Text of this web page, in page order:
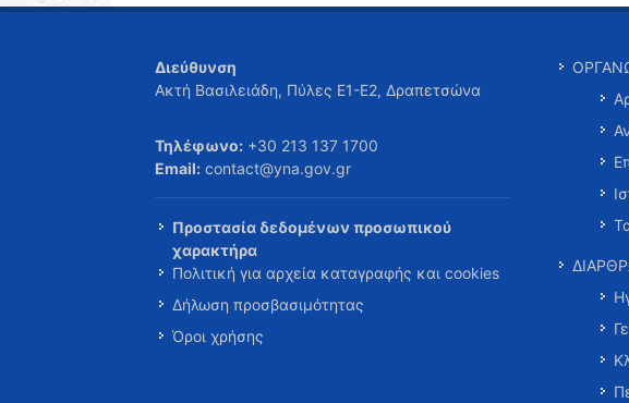
Διεύθυνση
Ακτή Βασιλειάδη, Πύλες Ε1-Ε2, Δραπετσώνα
Τηλέφωνο: +30 213 137 1700
Email: contact@yna.gov.gr
Προστασία δεδομένων προσωπικού
χαρακτήρα
Πολιτική για αρχεία καταγραφής και cookies
Δήλωση προσβασιμότητας
Όροι χρήσης